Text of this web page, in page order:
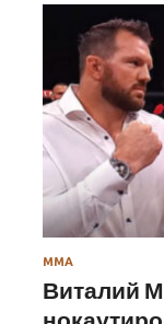
ММА
Виталий